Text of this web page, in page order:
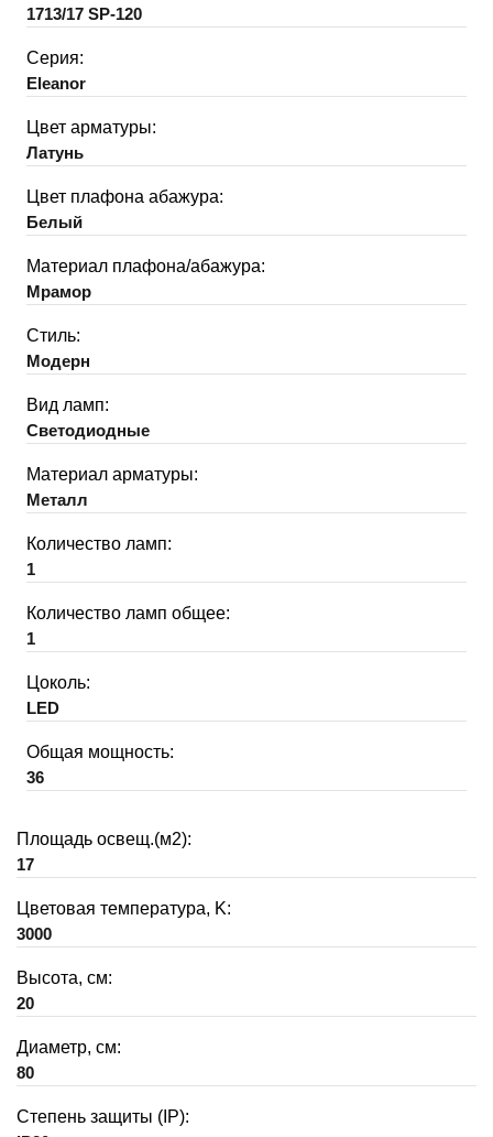
1713/17 SP-120
Серия:
Eleanor
Цвет арматуры:
Латунь
Цвет плафона абажура:
Белый
Материал плафона/абажура:
Мрамор
Стиль:
Модерн
Вид ламп:
Светодиодные
Материал арматуры:
Металл
Количество ламп:
1
Количество ламп общее:
1
Цоколь:
LED
Общая мощность:
36
Площадь освещ.(м2):
17
Цветовая температура, K:
3000
Высота, см:
20
Диаметр, см:
80
Степень защиты (IP):